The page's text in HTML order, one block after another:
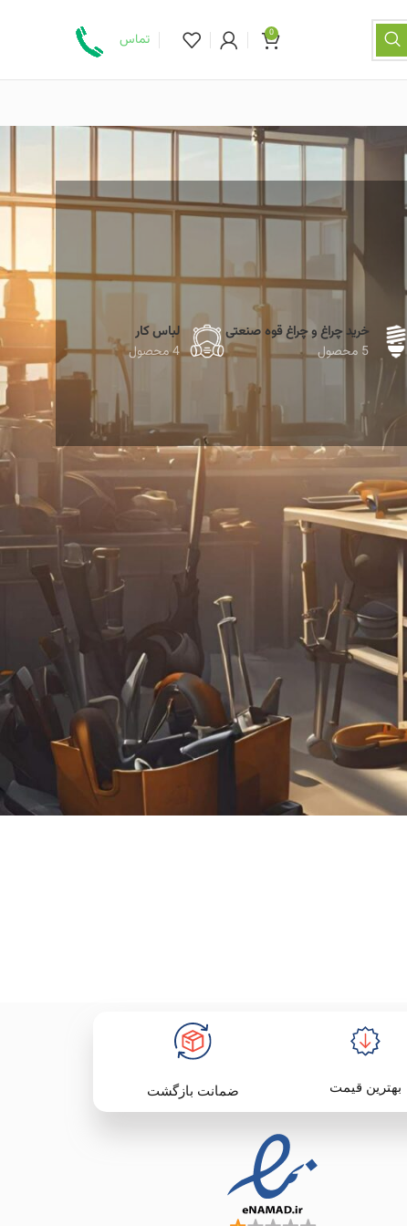
0 تماس
خرید چراغ و چراغ قوه صنعتی
5 محصول
لباس کار
4 محصول
18
بهترین قیمت ضمانت بازگشت